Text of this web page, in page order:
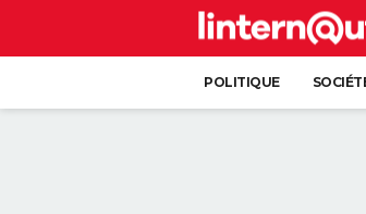
POLITIQUE